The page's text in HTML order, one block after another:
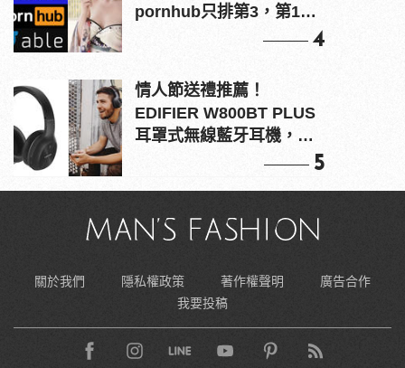
pornhub只排第3，第1名
4
情人節送禮推薦！
EDIFIER W800BT PLUS
耳罩式無線藍牙耳機，在
5
關於我們 隱私權政策 著作權聲明
廣告合作
我要投稿